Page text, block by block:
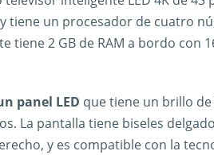
y tiene un procesador de cuatro
tiene 2 GB de RAM a bordo con
panel LED que tiene un brillo
La pantalla tiene biseles
y es compatible con la